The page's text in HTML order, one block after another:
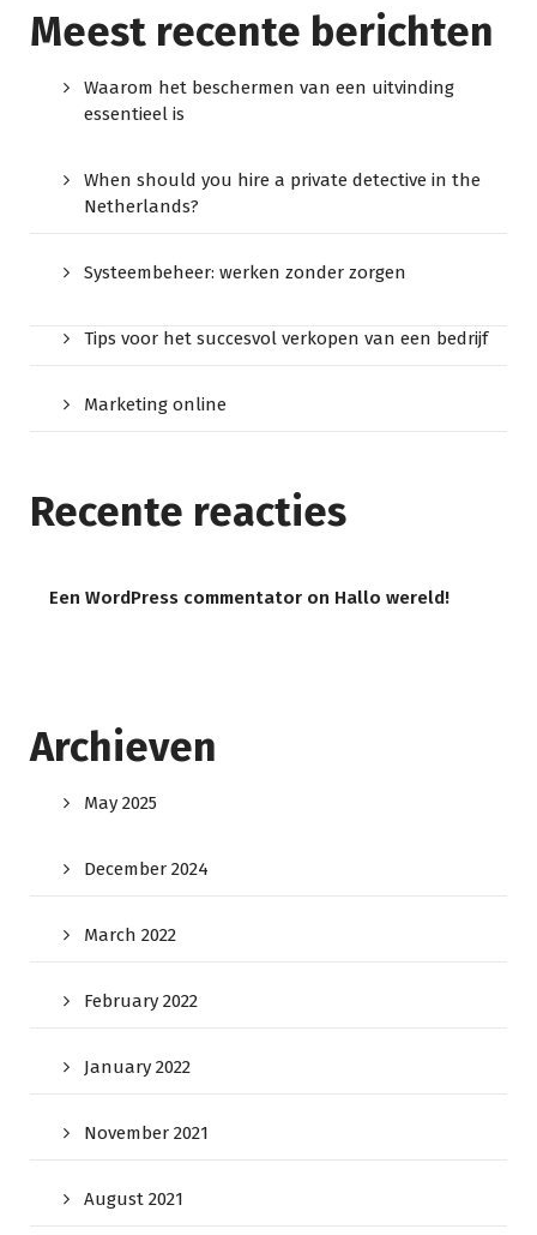
Meest recente berichten
Waarom het beschermen van een uitvinding
essentieel is
When should you hire a private detective in the
Netherlands?
Systeembeheer: werken zonder zorgen
Tips voor het succesvol verkopen van een bedrijf
Marketing online
Recente reacties
Een WordPress commentator on Hallo wereld!
Archieven
May 2025
December 2024
March 2022
February 2022
January 2022
November 2021
August 2021